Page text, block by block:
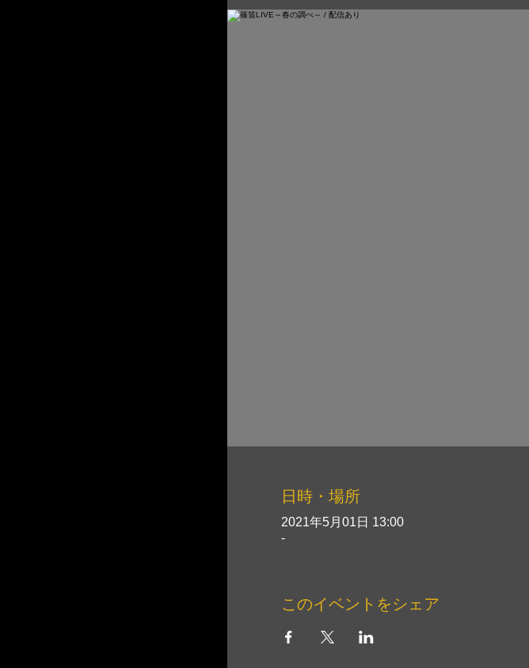
日時・場所
2021年5月01日 13:00
-
このイベントをシェア